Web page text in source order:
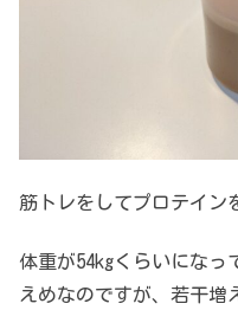
筋トレをしてプロテイン
体重が54kgくらいになっ
えめなのですが、若干増